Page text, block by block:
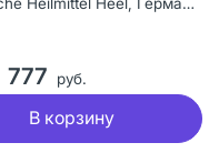
777 руб.
В корзину